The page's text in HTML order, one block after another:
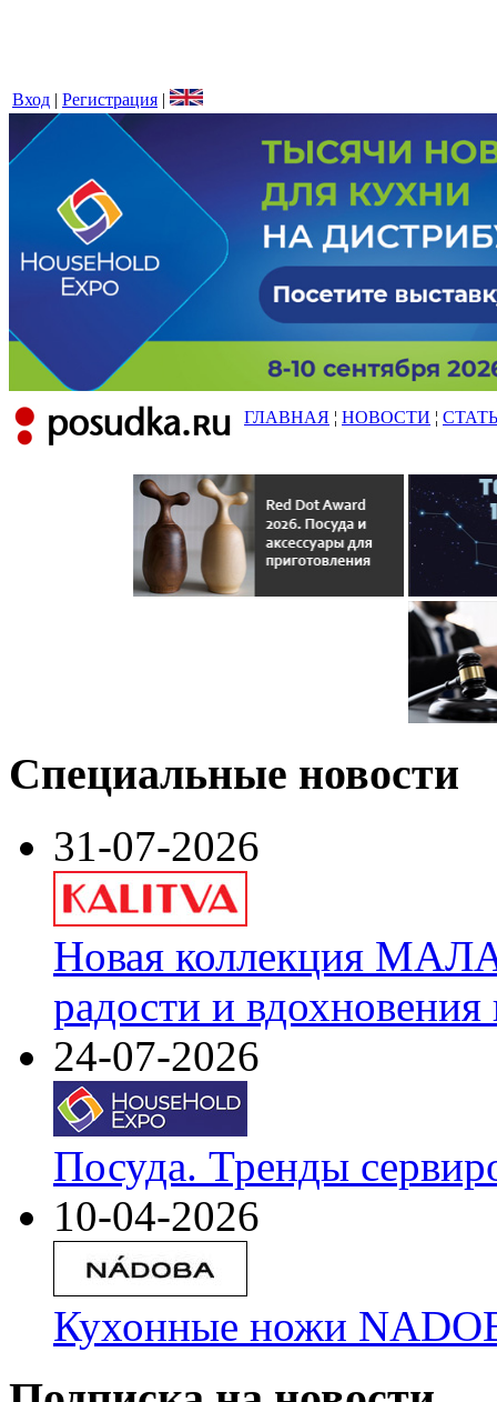
Вход | Регистрация |
ГЛАВНАЯ ¦ НОВОСТИ ¦
Специальные новости
31-07-2026
Новая коллекция
радости и
24-07-2026
Посуда. Тренды
10-04-2026
Кухонные ножи